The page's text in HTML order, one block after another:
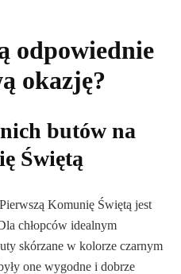
odpowiednie
okazję?
butów na
Świętą
Komunię Świętą jest
chłopców idealnym
skórzane w kolorze czarnym
one wygodne i dobrze